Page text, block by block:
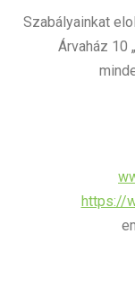
Szabályainkat
Árvaház 10
https://